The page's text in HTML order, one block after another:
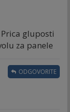
gluposti
za panele
ODGOVORITE